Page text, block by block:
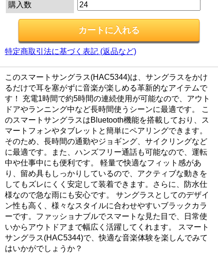
購入数
特定商取引法に基づく表記 (返品など)
このスマートサングラス(HAC5344)は、サングラスをかけ
るだけで耳を塞がずに音楽が楽しめる革新的なアイテムで
す！ 充電1時間で約5時間の連続使用が可能なので、アウト
ドアやランニング中など長時間使うシーンに最適です。 こ
のスマートサングラスはBluetooth機能を搭載しており、ス
マートフォンやタブレットと簡単にペアリングできます。
そのため、長時間の通勤やジョギング、サイクリングなど
に最適です。また、ハンズフリー通話も可能なので、運転
中や仕事中にも便利です。 軽量で快適なフィット感があ
り、留め具もしっかりしているので、アクティブな動きを
してもズレにくく安定して装着できます。さらに、防水仕
様なので急な雨にも安心です。 サングラスとしてのデザイ
ン性も高く、様々なスタイルに合わせやすいブラックカラ
ーです。ファッショナブルでスマートな見た目で、日常使
いからアウトドアまで幅広く活躍してくれます。 スマート
サングラス(HAC5344)で、快適な音楽体験を楽しんでみて
はいかがでしょうか？